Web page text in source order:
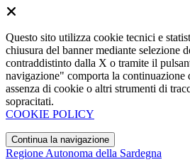
Questo sito utilizza cookie tecnici e
chiusura del banner mediante selezione
contraddistinto dalla X o tramite il
navigazione" comporta la continuazione
assenza di cookie o altri strumenti di
sopracitati.
COOKIE POLICY
Continua la navigazione
Regione Autonoma della Sardegna